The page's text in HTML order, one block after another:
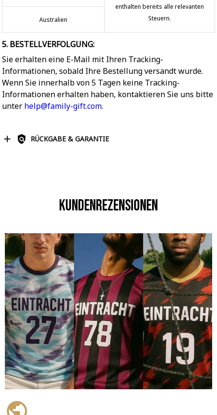
enthalten bereits alle relevanten
Steuern.
Australien
5. BESTELLVERFOLGUNG:
Sie erhalten eine E-Mail mit Ihren Tracking-
Informationen, sobald Ihre Bestellung versandt wurde.
Wenn Sie innerhalb von 5 Tagen keine Tracking-
Informationen erhalten haben, kontaktieren Sie uns bitte
unter help@family-gift.com.
RÜCKGABE & GARANTIE
Kundenrezensionen